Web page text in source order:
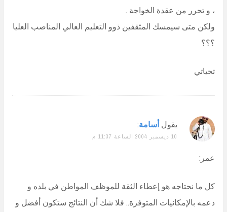
، و تحرر من عقدة الخواجة .
ولكن متى سيمسك المثقفين ذوو التعليم العالي المناصب العليا
؟؟؟
تحياتي
يقول أسامة:
10 ديسمبر 2004 الساعة 11:37 م
عمر:
كل ما نحتاجه هو إعطاء الثقة للموظف المواطن في بلده و
دعمه بالإمكانيات المتوفرة.. فلا شك أن النتائج ستكون أفضل و